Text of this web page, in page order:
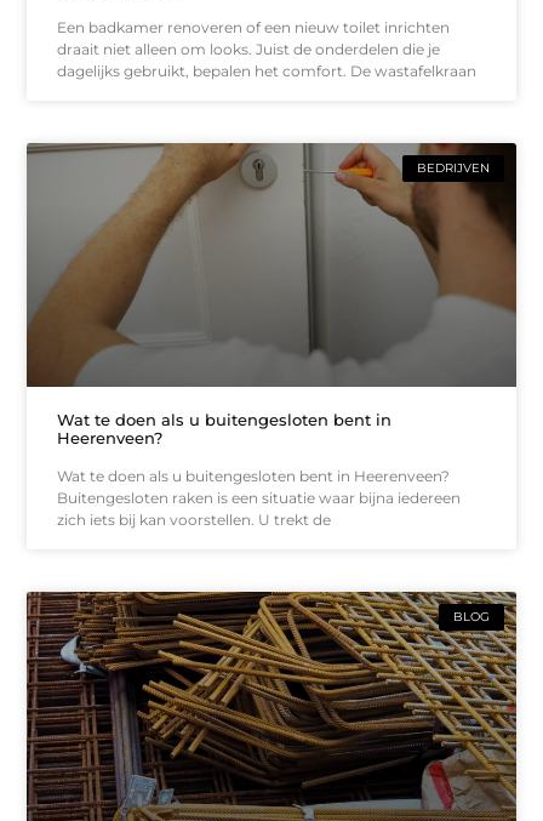
Een badkamer renoveren of een nieuw toilet inrichten
draait niet alleen om looks. Juist de onderdelen die je
dagelijks gebruikt, bepalen het comfort. De wastafelkraan
BEDRIJVEN
Wat te doen als u buitengesloten bent in
Heerenveen?
Wat te doen als u buitengesloten bent in Heerenveen?
Buitengesloten raken is een situatie waar bijna iedereen
zich iets bij kan voorstellen. U trekt de
BLOG